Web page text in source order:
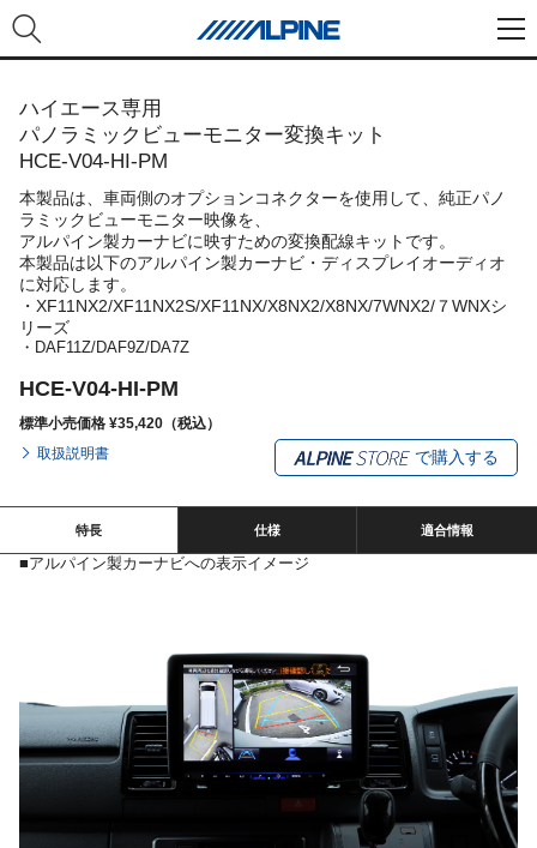
ハイエース専用
パノラミックビューモニター変換キット
HCE-V04-HI-PM
本製品は、車両側のオプションコネクターを使用して、純正パノ
ラミックビューモニター映像を、
アルパイン製カーナビに映すための変換配線キットです。
本製品は以下のアルパイン製カーナビ・ディスプレイオーディオ
に対応します。
・XF11NX2/XF11NX2S/XF11NX/X8NX2/X8NX/7WNX2/７WNXシ
リーズ
・DAF11Z/DAF9Z/DA7Z
HCE-V04-HI-PM
標準小売価格 ¥35,420（税込）
取扱説明書
で購入する
特長 仕様 適合情報
■アルパイン製カーナビへの表示イメージ